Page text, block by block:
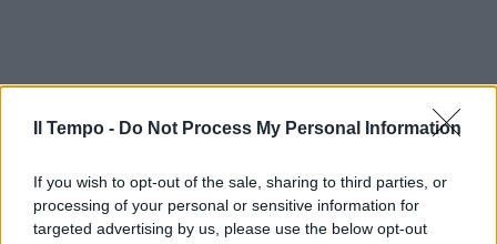
Il Tempo - Do Not Process My Personal Information
If you wish to opt-out of the sale, sharing to third parties, or
processing of your personal or sensitive information for
targeted advertising by us, please use the below opt-out